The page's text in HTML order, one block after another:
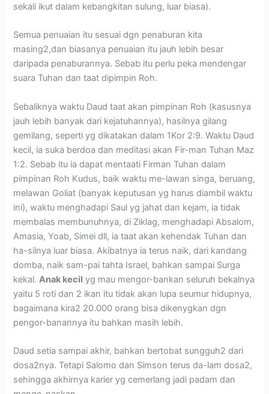
sekali ikut dalam kebangkitan sulung, luar biasa).
Semua penuaian itu sesuai dgn penaburan kita
masing2,dan biasanya penuaian itu jauh lebih besar
daripada penaburannya. Sebab itu perlu peka mendengar
suara Tuhan dan taat dipimpin Roh.
Sebaliknya waktu Daud taat akan pimpinan Roh (kasusnya
jauh lebih banyak dari kejatuhannya), hasilnya gilang
gemilang, seperti yg dikatakan dalam 1Kor 2:9. Waktu Daud
kecil, ia suka berdoa dan meditasi akan Fir-man Tuhan Maz
1:2. Sebab itu ia dapat mentaati Firman Tuhan dalam
pimpinan Roh Kudus, baik waktu me-lawan singa, beruang,
melawan Goliat (banyak keputusan yg harus diambil waktu
ini), waktu menghadapi Saul yg jahat dan kejam, ia tidak
membalas membunuhnya, di Ziklag, menghadapi Absalom,
Amasia, Yoab, Simei dll, ia taat akan kehendak Tuhan dan
ha-silnya luar biasa. Akibatnya ia terus naik, dari kandang
domba, naik sam-pai tahta Israel, bahkan sampai Surga
kekal.Anak kecil yg mau mengor-bankan seluruh bekalnya
yaitu 5 roti dan 2 ikan itu tidak akan lupa seumur hidupnya,
bagaimana kira2 20.000 orang bisa dikenygkan dgn
pengor-banannya itu bahkan masih lebih.
Daud setia sampai akhir, bahkan bertobat sungguh2 dari
dosa2nya. Tetapi Salomo dan Simson terus da-lam dosa2,
sehingga akhirnya karier yg cemerlang jadi padam dan